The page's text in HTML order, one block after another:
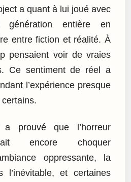
a quant à lui joué avec
génération entière en
entre fiction et réalité. À
pensaient voir de vraies
Ce sentiment de réel a
l’expérience presque
a prouvé que l’horreur
encore choquer
oppressante, la
l’inévitable, et certaines